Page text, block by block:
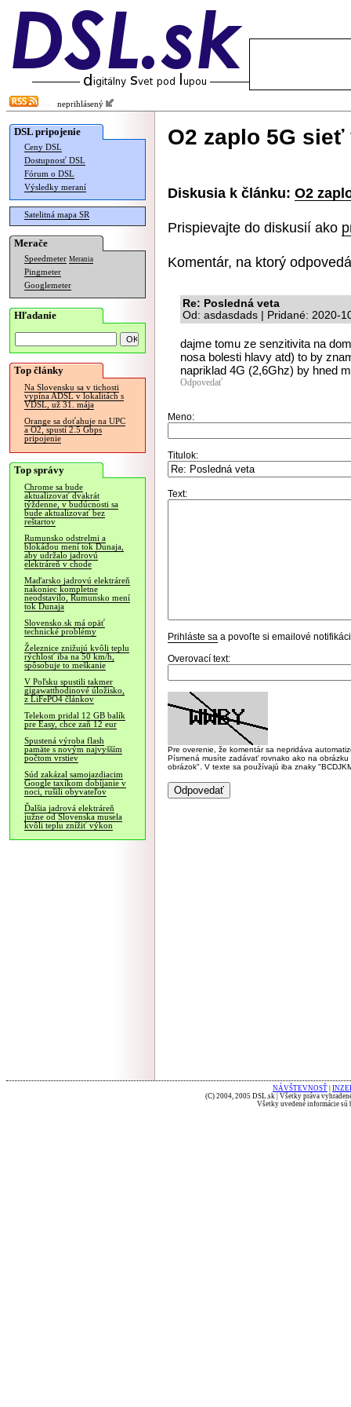
neprihlásený
DSL pripojenie
Ceny DSL
Dostupnosť DSL
Fórum o DSL
Výsledky meraní
Satelitná mapa SR
Merače
Speedmeter Merania
Pingmeter
Googlemeter
Hľadanie
Top články
Na Slovensku sa v tichosti
vypína ADSL v lokalitách s
VDSL, už 31. mája
Orange sa doťahuje na UPC
a O2, spustí 2.5 Gbps
pripojenie
Top správy
Chrome sa bude
aktualizovať dvakrát
týždenne, v budúcnosti sa
bude aktualizovať bez
reštartov
Rumunsko odstrelmi a
blokádou mení tok Dunaja,
aby udržalo jadrovú
elektráreň v chode
Maďarsko jadrovú elektráreň
nakoniec kompletne
neodstavilo, Rumunsko mení
tok Dunaja
Slovensko.sk má opäť
technické problémy
Železnice znižujú kvôli teplu
rýchlosť iba na 50 km/h,
spôsobuje to meškanie
V Poľsku spustili takmer
gigawatthodinové úložisko,
z LiFePO4 článkov
Telekom pridal 12 GB balík
pre Easy, chce zaň 12 eur
Spustená výroba flash
pamäte s novým najvyšším
počtom vrstiev
Súd zakázal samojazdiacim
Google taxíkom dobíjanie v
noci, rušili obyvateľov
Ďalšia jadrová elektráreň
južne od Slovenska musela
kvôli teplu znížiť výkon
O2 zaplo 5G
Diskusia k článku: O2
Prispievajte do diskusií ako
Komentár, na ktorý
Re: Posledná veta
Od: asdasdads | Pridané: 2020-
dajme tomu ze senzitivita na
nosa bolesti hlavy atd) to by
napriklad 4G (2,6Ghz) by hned
Odpovedať
Meno:
Titulok:
Text:
Prihláste sa a povoľte si emailové
Overovací text:
Pre overenie, že komentár sa nepridáva
Písmená musíte zadávať rovnako ako na
obrázok". V texte sa používajú iba znaky
NÁVŠTEVNOSŤ
(C) 2004, 2005 DSL.sk | Všetky práva
Všetky uvedené informácie sú